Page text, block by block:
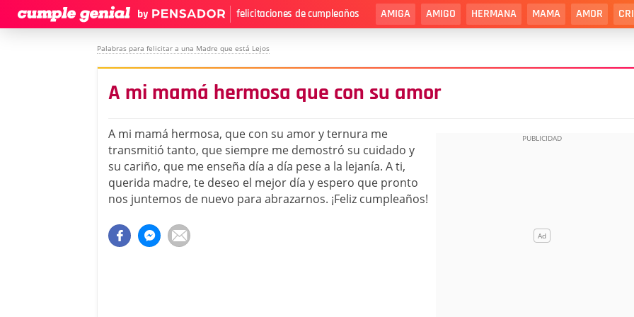
felicitaciones de cumpleaños AMIGA AMIGO HERMANA MAMA AMOR
Palabras para felicitar a una Madre que está Lejos
A mi mamá hermosa que con su amor
A mi mamá hermosa, que con su amor y ternura me
transmitió tanto, que siempre me demostró su cuidado y
su cariño, que me enseña día a día pese a la lejanía. A ti,
querida madre, te deseo el mejor día y espero que pronto
nos juntemos de nuevo para abrazarnos. ¡Feliz cumpleaños!